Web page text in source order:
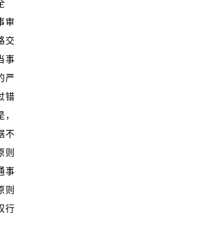
审
交
事
严
错
不
则
事
则
行